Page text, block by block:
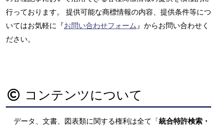
行っております。 提供可能な商標情報の内容、提供条件等につ
いてはお気軽に『お問い合わせフォーム 』からお問い合わせく
ださい。
コンテンツについて
データ、文書、図表類に関する権利は全て「統合特許検索・